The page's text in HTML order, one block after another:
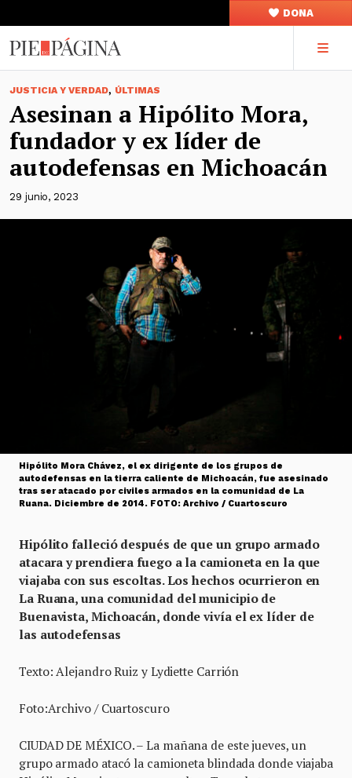
DONA
JUSTICIA Y VERDAD, ÚLTIMAS
Asesinan a Hipólito Mora,
fundador y ex líder de
autodefensas en Michoacán
29 junio, 2023
Hipólito Mora Chávez, el ex dirigente de los grupos de
autodefensas en la tierra caliente de Michoacán, fue asesinado
tras ser atacado por civiles armados en la comunidad de La
Ruana. Diciembre de 2014. FOTO: Archivo / Cuartoscuro
Hipólito falleció después de que un grupo armado
atacara y prendiera fuego a la camioneta en la que
viajaba con sus escoltas. Los hechos ocurrieron en
La Ruana, una comunidad del municipio de
Buenavista, Michoacán, donde vivía el ex líder de
las autodefensas
Texto: Alejandro Ruiz y Lydiette Carrión
Foto:Archivo / Cuartoscuro
CIUDAD DE MÉXICO. – La mañana de este jueves, un
grupo armado atacó la camioneta blindada donde viajaba